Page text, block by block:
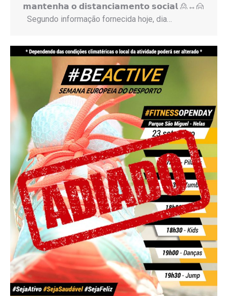
𝗺𝗮𝗻𝘁𝗲𝗻𝗵𝗮 𝗼 𝗱𝗶𝘀𝘁𝗮𝗻𝗰𝗶𝗮𝗺𝗲𝗻𝘁𝗼 𝘀𝗼𝗰𝗶𝗮𝗹 🙎↔️🙍
Segundo informação fornecida hoje, dia…